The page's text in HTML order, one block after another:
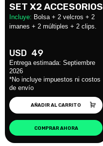
SET X2 ACCESORIOS
Incluye: Bolsa + 2 velcros + 2
imanes + 2 múltiples + 2 clips.
USD 49
AÑADIR AL CARRITO
COMPRAR AHORA